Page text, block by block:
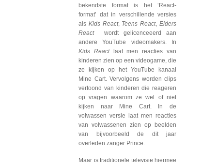
bekendste format is het ‘React-
format’ dat in verschillende versies
als Kids React, Teens React,Elders
React wordt gelicenceeerd aan
andere YouTube videomakers. In
Kids Reactlaat men reacties van
kinderen zien op een videogame, die
ze kijken op het YouTube kanaal
Mine Cart. Vervolgens worden clips
vertoond van kinderen die reageren
op vragen waarom ze wel of niet
kijken naar Mine Cart. In de
volwassen versie laat men reacties
van volwassenen zien op beelden
van bijvoorbeeld de dit jaar
overleden zanger Prince.
Maar is traditionele televisie hiermee